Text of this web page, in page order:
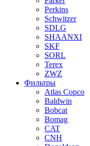
Perkins
Schwitzer
SDLG
SHAANXI
SKF
SORL
Terex
ZWZ
Фильтры
Atlas Copco
Baldwin
Bobcat
Bomag
CAT
CNH